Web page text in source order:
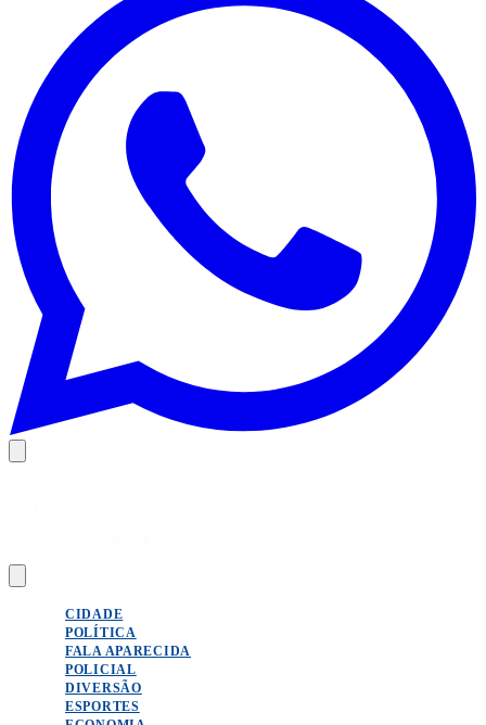
CIDADE
POLÍTICA
FALA APARECIDA
POLICIAL
DIVERSÃO
ESPORTES